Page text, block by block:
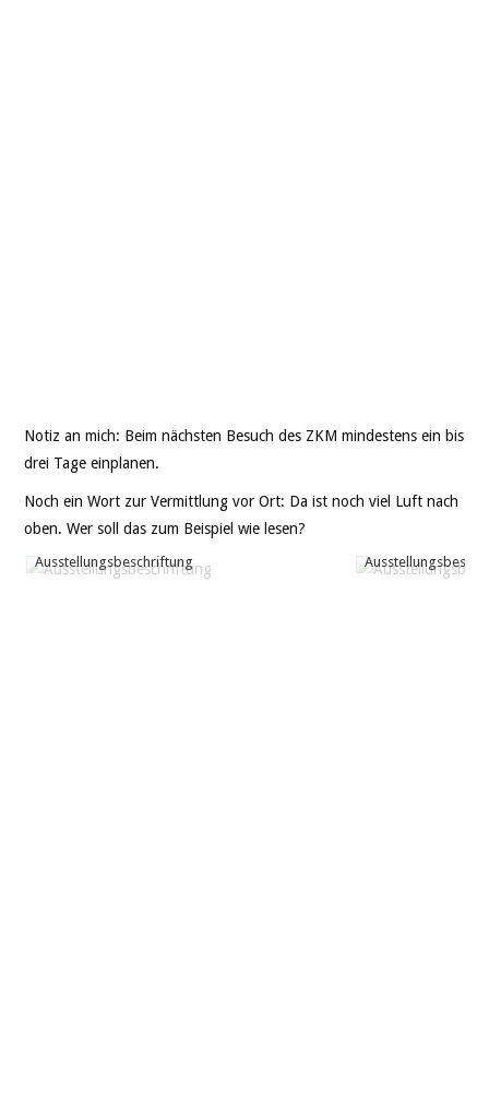
Notiz an mich: Beim nächsten Besuch des ZKM mindestens ein bis
drei Tage einplanen.
Noch ein Wort zur Vermittlung vor Ort: Da ist noch viel Luft nach
oben. Wer soll das zum Beispiel wie lesen?
Ausstellungsbeschriftung